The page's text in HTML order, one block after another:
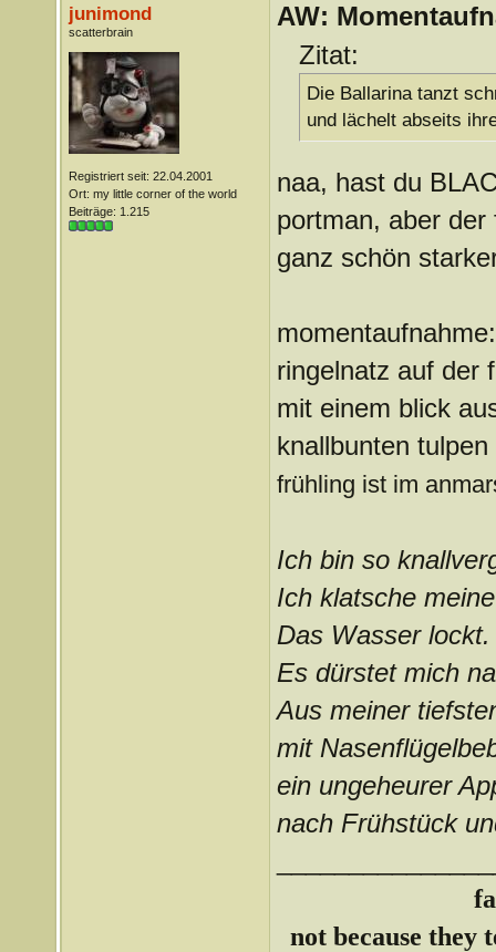
junimond
scatterbrain
Registriert seit: 22.04.2001
Ort: my little corner of the world
Beiträge: 1.215
AW:
Zitat:
Die Ballarina tanzt
und lächelt abseits
naa, hast du
portman, aber
ganz schön
ringelnatz auf der
mit einem blick
knallbunten
frühling ist im
Ich bin so
Ich klatsche
Das Wasser
Es dürstet mich
Aus meiner
mit
ein ungeheurer
nach Frühstück
not because they